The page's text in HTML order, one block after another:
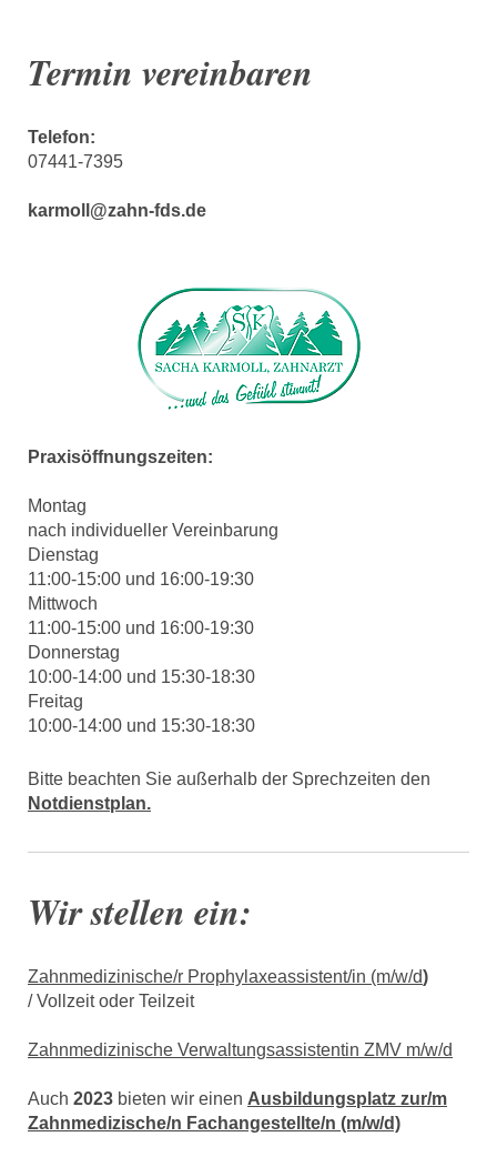
Termin vereinbaren
Telefon:
07441-7395
karmoll@zahn-fds.de
Praxisöffnungszeiten:
Montag
nach individueller Vereinbarung
Dienstag
11:00-15:00 und 16:00-19:30
Mittwoch
11:00-15:00 und 16:00-19:30
Donnerstag
10:00-14:00 und 15:30-18:30
Freitag
10:00-14:00 und 15:30-18:30
Bitte beachten Sie außerhalb der Sprechzeiten den
Notdienstplan.
Wir stellen ein:
Zahnmedizinische/r Prophylaxeassistent/in (m/w/d)
/ Vollzeit oder Teilzeit
Zahnmedizinische Verwaltungsassistentin ZMV m/w/d
Auch 2023 bieten wir einen Ausbildungsplatz zur/m
Zahnmedizische/n Fachangestellte/n (m/w/d)